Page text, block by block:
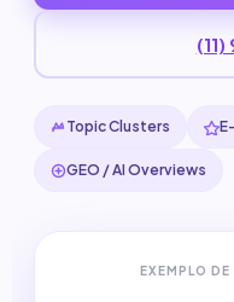
Topic Clusters
GEO / AI Overviews
EXEMPLO